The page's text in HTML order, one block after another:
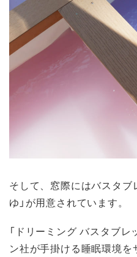
そして、窓際にはバスタブ
ゆ」が用意されています。
「ドリーミング バスタブ
ン社が手掛ける睡眠環境を